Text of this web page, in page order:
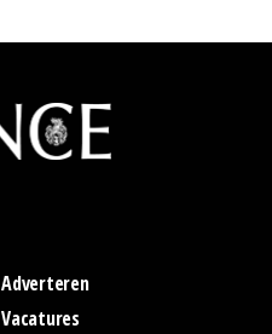
Adverteren
Vacatures